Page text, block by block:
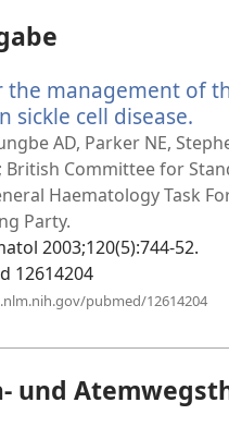
the management of
sickle cell disease.
AD, Parker NE,
British Committee for
Haematology Task
Party.
2003;120(5):744-52.
12614204
pubmed/12614204
und